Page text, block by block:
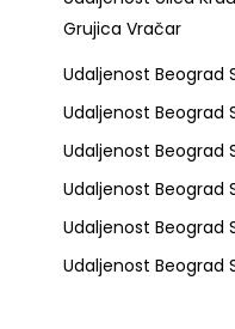
Grujica Vračar
Udaljenost Beograd
Udaljenost Beograd
Udaljenost Beograd
Udaljenost Beograd
Udaljenost Beograd
Udaljenost Beograd